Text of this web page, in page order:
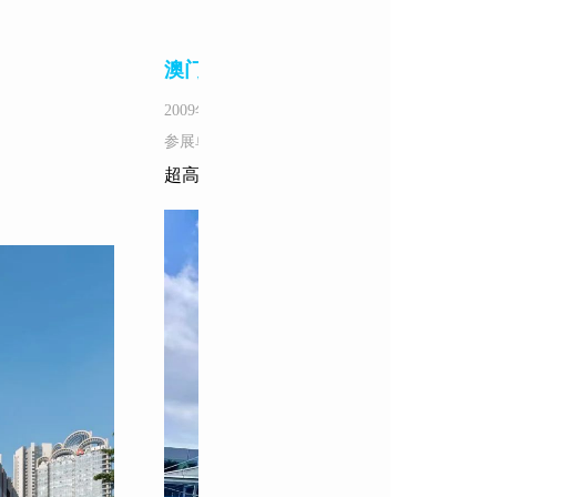
澳门科技馆
2009年
参展单位：远东幕墙
超高难度斜锥双曲幕墙技术@铝板 @花岗岩